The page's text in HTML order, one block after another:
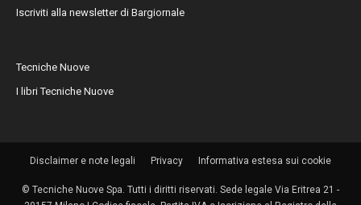
Iscriviti alla newsletter di Bargiornale
Tecniche Nuove
I libri Tecniche Nuove
Disclaimer e note legali Privacy Informativa estesa sui cookie
© Tecniche Nuove Spa. Tutti i diritti riservati. Sede legale Via Eritrea 21 -